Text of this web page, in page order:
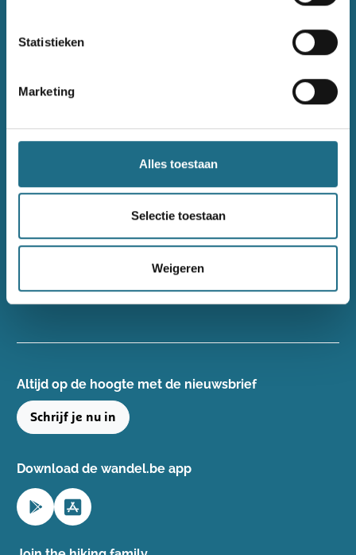
Statistieken
Marketing
Alles toestaan
Selectie toestaan
Weigeren
Wandelinspiratie
Gezondheid
+32(0)50 40 51 40
info@wandelsport.be
BE 0643 481 073
Altijd op de hoogte ​met de nieuwsbrief
Schrijf je nu in
Download de wandel.be app